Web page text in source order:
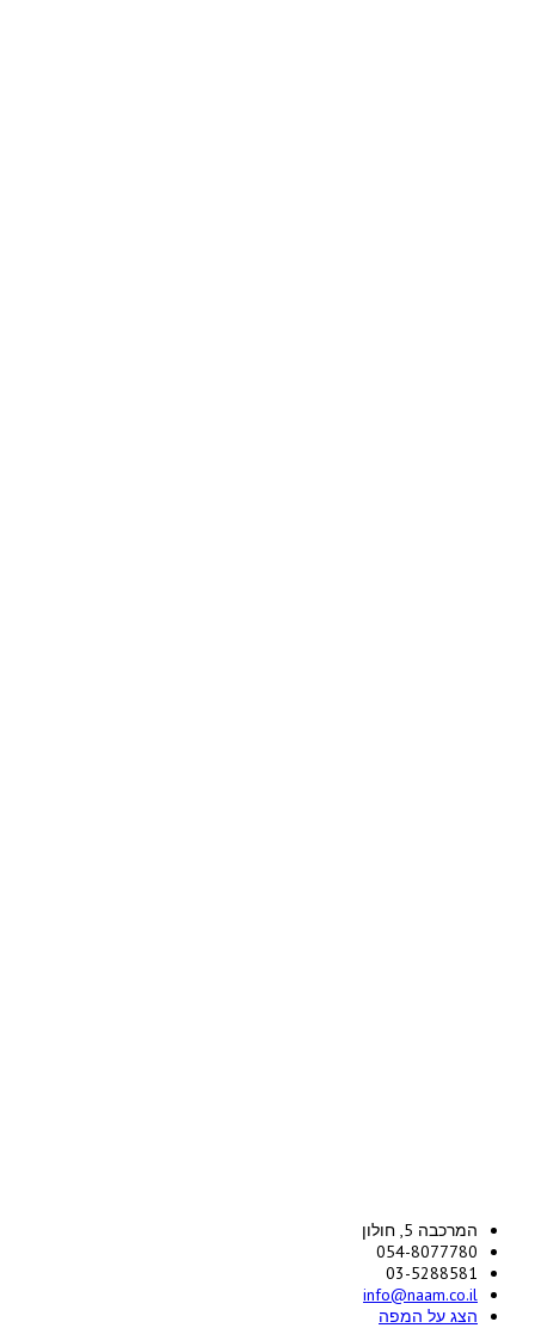
המרכבה 5, חולון
054-8077780
03-5288581
info@naam.co.il
הצג על המפה